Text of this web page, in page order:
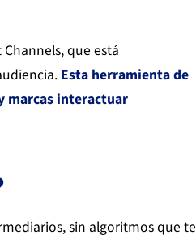
que está
Esta herramienta de
marcas interactuar
sin algoritmos que te